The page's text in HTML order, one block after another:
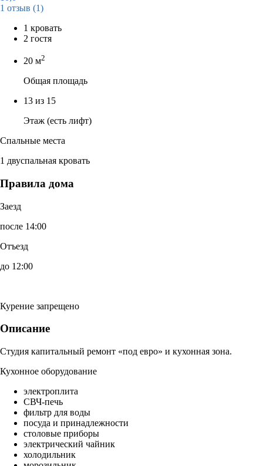
1 отзыв (1)
1 кровать
2 гостя
20 м2
Общая площадь
13 из 15
Этаж (есть лифт)
Спальные места
1 двуспальная кровать
Правила дома
Заезд
после 14:00
Отъезд
до 12:00
Курение запрещено
Описание
Студия капитальный ремонт «под евро» и кухонная зона.
Кухонное оборудование
электроплита
СВЧ-печь
фильтр для воды
посуда и принадлежности
столовые приборы
электрический чайник
холодильник